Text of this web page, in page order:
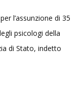
l’assunzione di 35
psicologi della
di Stato, indetto